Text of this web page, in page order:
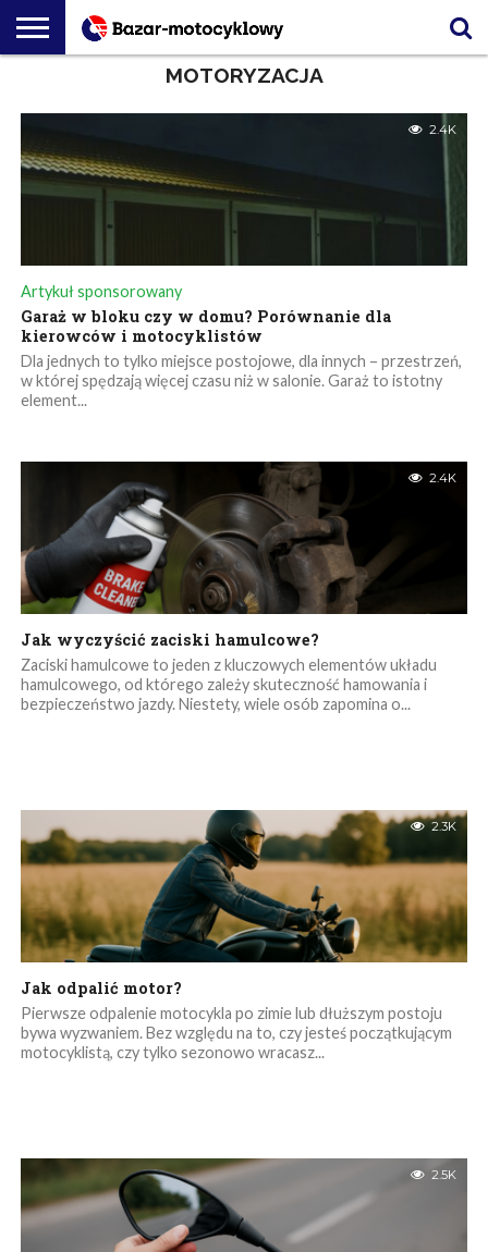
MOTORYZACJA
2.4K
Artykuł sponsorowany
Garaż w bloku czy w domu? Porównanie dla
kierowców i motocyklistów
Dla jednych to tylko miejsce postojowe, dla innych – przestrzeń,
w której spędzają więcej czasu niż w salonie. Garaż to istotny
element...
2.4K
Jak wyczyścić zaciski hamulcowe?
Zaciski hamulcowe to jeden z kluczowych elementów układu
hamulcowego, od którego zależy skuteczność hamowania i
bezpieczeństwo jazdy. Niestety, wiele osób zapomina o...
2.3K
Jak odpalić motor?
Pierwsze odpalenie motocykla po zimie lub dłuższym postoju
bywa wyzwaniem. Bez względu na to, czy jesteś początkującym
motocyklistą, czy tylko sezonowo wracasz...
2.5K